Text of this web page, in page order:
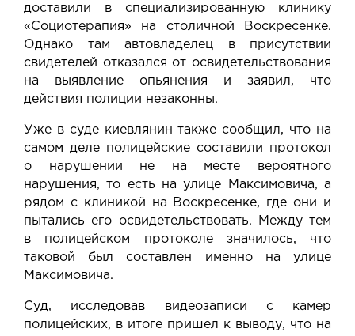
доставили в специализированную клинику
«Социотерапия» на столичной Воскресенке.
Однако там автовладелец в присутствии
свидетелей отказался от освидетельствования
на выявление опьянения и заявил, что
действия полиции незаконны.
Уже в суде киевлянин также сообщил, что на
самом деле полицейские составили протокол
о нарушении не на месте вероятного
нарушения, то есть на улице Максимовича, а
рядом с клиникой на Воскресенке, где они и
пытались его освидетельствовать. Между тем
в полицейском протоколе значилось, что
таковой был составлен именно на улице
Максимовича.
Суд, исследовав видеозаписи с камер
полицейских, в итоге пришел к выводу, что на